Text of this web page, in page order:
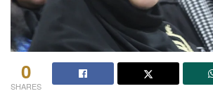
0
SHARES